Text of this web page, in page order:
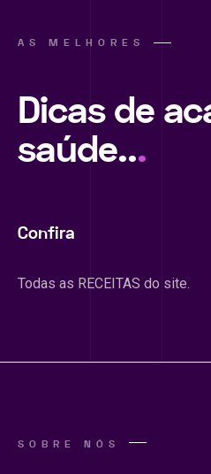
AS MELHORES
Dicas de
saúde...
Confira
Todas as RECEITAS do site.
SOBRE NÓS